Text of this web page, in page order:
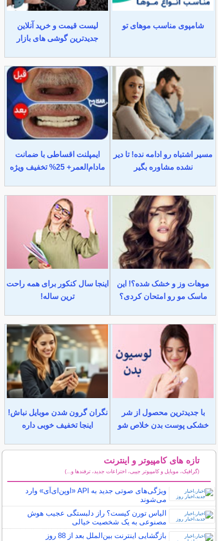
شامپوی مناسب موهای تو
لیست قیمت و خرید آنلاین
جدیدترین گوشی های بازار
مسیر اشتباه رو ادامه نده! تا دیر
نشده مشاوره بگیر
ایمپلنت اقساطی با ضمانت
مادام‌العمر+ 25% تخفیف ویژه
موهات وز و خشک شده؟! این
ماسک مو رو امتحان کردی؟
اینجا سال کنکور برای همه راحت
ترین ساله!
با جدیدترین محصول از شر
خشکی پوست بدن خلاص شو
نگران گرون شدن موبایل نباش!
اینجا تخفیف خوبی داره
تازه های کامپیوتر و اینترنت
(گرافیک، موبایل و کامپیوتر جیبی، اختراعات جدید، ترفندها و...)
ویژگی‌های صوتی جدید به API «اوپن‌ای‌آی» وارد
می‌شوند
الیاس تورن کیست؟ راز دلبستگی عجیب هوش
مصنوعی به یک شخصیت خیالی
بازگشایی اینترنت بین‌الملل بعد از 88 روز